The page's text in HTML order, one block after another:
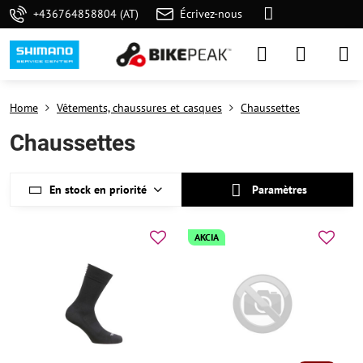
+436764858804 (AT) Écrivez-nous
Home Vêtements, chaussures et casques Chaussettes
Chaussettes
En stock en priorité Paramètres
AKCIA